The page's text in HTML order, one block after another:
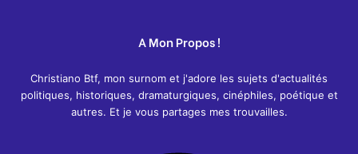
A Mon Propos !
Christiano Btf, mon surnom et j'adore les sujets d'actualités
politiques, historiques, dramaturgiques, cinéphiles, poétique et
autres. Et je vous partages mes trouvailles.